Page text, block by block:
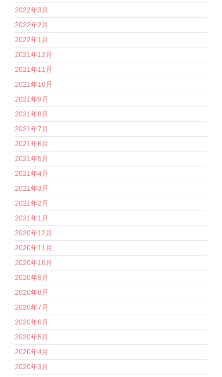
2022年3月
2022年2月
2022年1月
2021年12月
2021年11月
2021年10月
2021年9月
2021年8月
2021年7月
2021年6月
2021年5月
2021年4月
2021年3月
2021年2月
2021年1月
2020年12月
2020年11月
2020年10月
2020年9月
2020年8月
2020年7月
2020年6月
2020年5月
2020年4月
2020年3月